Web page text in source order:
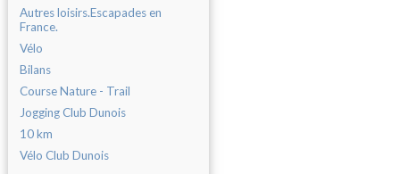
Autres loisirs.Escapades en
France.
Vélo
Bilans
Course Nature - Trail
Jogging Club Dunois
10 km
Vélo Club Dunois